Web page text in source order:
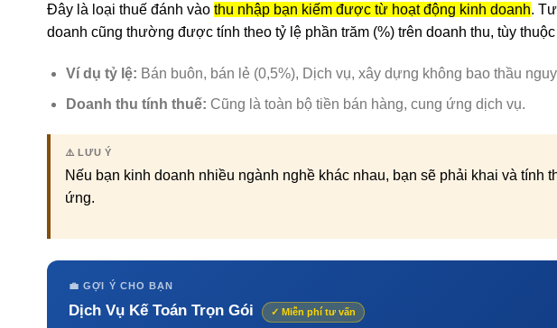
Đây là loại thuế đánh vào thu nhập bạn kiếm được từ hoạt động kinh doanh.
doanh cũng thường được tính theo tỷ lệ phần trăm (%) trên doanh thu, tùy
Ví dụ tỷ lệ: Bán buôn, bán lẻ (0,5%), Dịch vụ, xây dựng không bao thầu
Doanh thu tính thuế: Cũng là toàn bộ tiền bán hàng, cung ứng dịch vụ.
⚠️ LƯU Ý
Nếu bạn kinh doanh nhiều ngành nghề khác nhau, bạn sẽ phải khai và tính
ứng.
💼 GỢI Ý CHO BẠN
Dịch Vụ Kế Toán Trọn Gói ✓ Miễn phí tư vấn